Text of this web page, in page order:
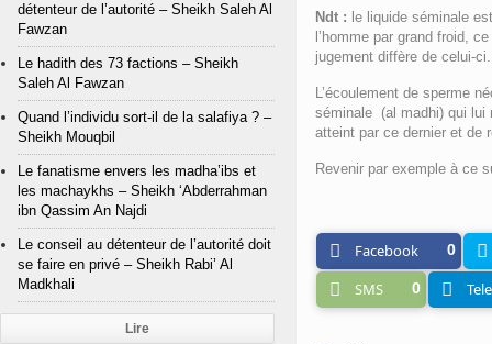
Ndt : le liquide séminale
l’homme par grand froid,
jugement diffère de celui-ci.
L’écoulement de sperme
séminale (al madhi) qui lui
atteint par ce dernier et de
Revenir par exemple à ce
Facebook 0
SMS 0
détenteur de l’autorité – Sheikh Saleh Al
Fawzan
Le hadith des 73 factions – Sheikh
Saleh Al Fawzan
Quand l’individu sort-il de la salafiya ? –
Sheikh Mouqbil
Le fanatisme envers les madha’ibs et
les machaykhs – Sheikh ‘Abderrahman
ibn Qassim An Najdi
Le conseil au détenteur de l’autorité doit
se faire en privé – Sheikh Rabi’ Al
Madkhali
Lire